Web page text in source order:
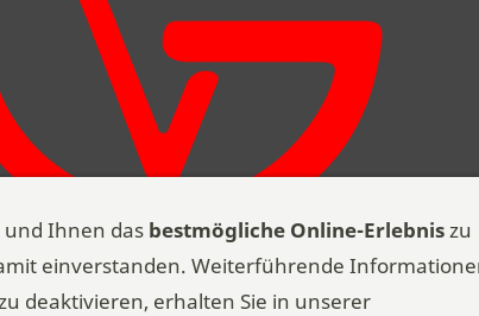
Grosshöchstetten | 3506 Grosshöchstetten | Alle Rechte
und Ihnen das bestmögliche Online-Erlebniszu
einverstanden. Weiterführende
deaktivieren, erhalten Sie in unserer